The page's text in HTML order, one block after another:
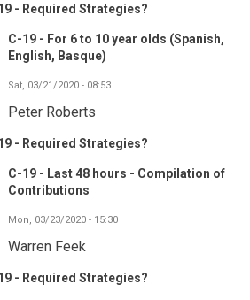
- Required Strategies?
C-19 - For 6 to 10 year olds (Spanish,
English, Basque)
Sat, 03/21/2020 - 08:53
Peter Roberts
- Required Strategies?
C-19 - Last 48 hours - Compilation of
Contributions
Mon, 03/23/2020 - 15:30
Warren Feek
- Required Strategies?